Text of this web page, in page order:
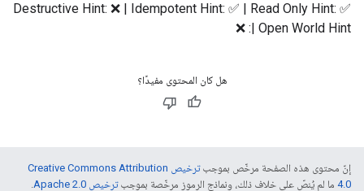
Destructive Hint: ❌ | Idempotent Hint: ✅ | Read Only Hint: ✅
| Open World Hint: ❌
هل كان المحتوى مفيدًا؟
إنّ محتوى هذه الصفحة مرخّص بموجب
ترخيص Creative Commons Attribution
4.0‏ ما لم يُنصّ على خلاف ذلك، ونماذج الرموز مرخّصة بموجبترخيص Apache 2.0‏
.